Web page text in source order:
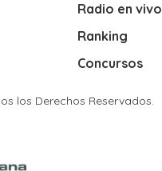
Radio en vivo
Ranking
Concursos
los Derechos Reservados.